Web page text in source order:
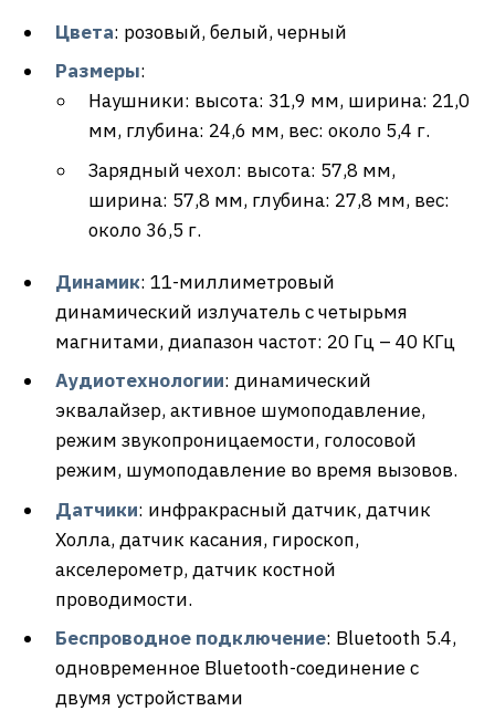
Цвета: розовый, белый, черный
Размеры:
Наушники: высота: 31,9 мм, ширина: 21,0
мм, глубина: 24,6 мм, вес: около 5,4 г.
Зарядный чехол: высота: 57,8 мм,
ширина: 57,8 мм, глубина: 27,8 мм, вес:
около 36,5 г.
Динамик: 11-миллиметровый
динамический излучатель с четырьмя
магнитами, диапазон частот: 20 Гц – 40 КГц
Аудиотехнологии: динамический
эквалайзер, активное шумоподавление,
режим звукопроницаемости, голосовой
режим, шумоподавление во время вызовов.
Датчики: инфракрасный датчик, датчик
Холла, датчик касания, гироскоп,
акселерометр, датчик костной
проводимости.
Беспроводное подключение: Bluetooth 5.4,
одновременное Bluetooth-соединение с
двумя устройствами